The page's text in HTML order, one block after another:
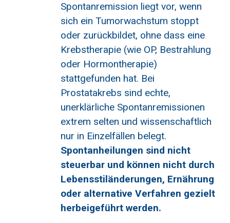
Spontanremission liegt vor, wenn
sich ein Tumorwachstum stoppt
oder zurückbildet, ohne dass eine
Krebstherapie (wie OP, Bestrahlung
oder Hormontherapie)
stattgefunden hat. Bei
Prostatakrebs sind echte,
unerklärliche Spontanremissionen
extrem selten und wissenschaftlich
nur in Einzelfällen belegt.
Spontanheilungen sind nicht
steuerbar und können nicht durch
Lebensstiländerungen, Ernährung
oder alternative Verfahren gezielt
herbeigeführt werden.